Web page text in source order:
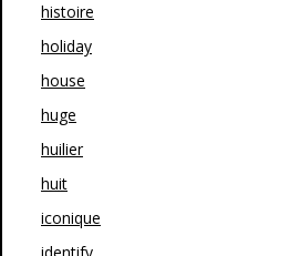
histoire
holiday
house
huge
huilier
huit
iconique